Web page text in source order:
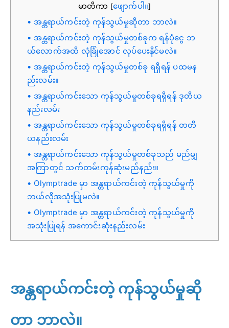
မာတိကာ [ဖျောက်ပါ။]
အန္တရာယ်ကင်းတဲ့ ကုန်သွယ်မှုဆိုတာ ဘာလဲ။
အန္တရာယ်ကင်းတဲ့ ကုန်သွယ်မှုတစ်ခုက ရန်ပုံငွေ ဘ
ယ်လောက်အထိ လုံခြုံအောင် လုပ်ပေးနိုင်မလဲ။
အန္တရာယ်ကင်းတဲ့ ကုန်သွယ်မှုတစ်ခု ရရှိရန် ပထမန
ည်းလမ်း။
အန္တရာယ်ကင်းသော ကုန်သွယ်မှုတစ်ခုရရှိရန် ဒုတိယ
နည်းလမ်း
အန္တရာယ်ကင်းသော ကုန်သွယ်မှုတစ်ခုရရှိရန် တတိ
ယနည်းလမ်း
အန္တရာယ်ကင်းသော ကုန်သွယ်မှုတစ်ခုသည် မည်မျှ
အကြာတွင် သက်တမ်းကုန်ဆုံးမည်နည်း။
Olymptrade မှာ အန္တရာယ်ကင်းတဲ့ ကုန်သွယ်မှုကို
ဘယ်လိုအသုံးပြုမလဲ။
Olymptrade မှာ အန္တရာယ်ကင်းတဲ့ ကုန်သွယ်မှုကို
အသုံးပြုရန် အကောင်းဆုံးနည်းလမ်း
အန္တရာယ်ကင်းတဲ့ ကုန်သွယ်မှုဆို
တာ ဘာလဲ။